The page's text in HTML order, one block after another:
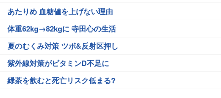
あたりめ 血糖値を上げない理由
体重62kg→82kgに 寺田心の生活
夏のむくみ対策 ツボ&反射区押し
紫外線対策がビタミンD不足に
緑茶を飲むと死亡リスク低まる?